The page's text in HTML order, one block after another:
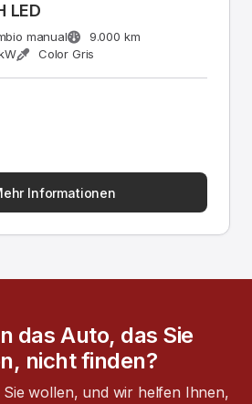
LED
manual
9.000 km
Color Gris
Informationen
das Auto, das Sie
nicht finden?
Sie wollen, und wir helfen Ihnen,